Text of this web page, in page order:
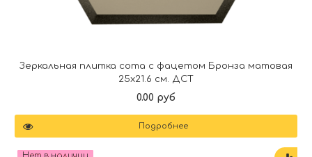
Зеркальная плитка сота с фацетом Бронза матовая
25х21.6 см. ДСТ
0.00 руб
Подробнее